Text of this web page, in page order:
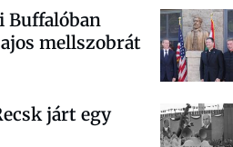
Buffalóban
mellszobrát
járt egy